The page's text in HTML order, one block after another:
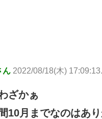
ん 2022/08/18(木)
ざかぁ
10月までなのはあ